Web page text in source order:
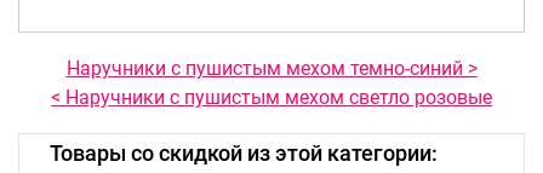
Наручники с пушистым мехом темно-синий >
< Наручники с пушистым мехом светло розовые
Товары со скидкой из этой категории: